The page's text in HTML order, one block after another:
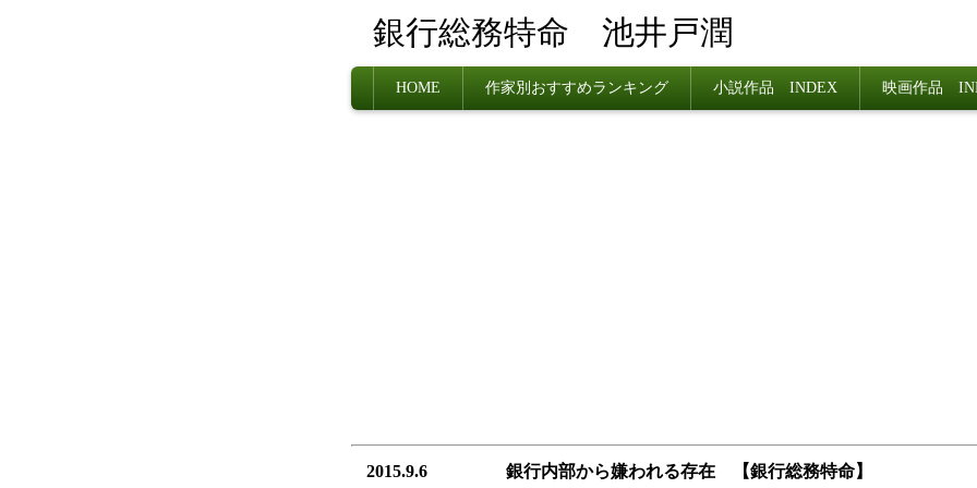
銀行総務特命 池井戸潤
HOME 作家別おすすめランキング 小説作品 INDEX 映画作品
2015.9.6 銀行内部から嫌われる存在 【銀行総務特命】